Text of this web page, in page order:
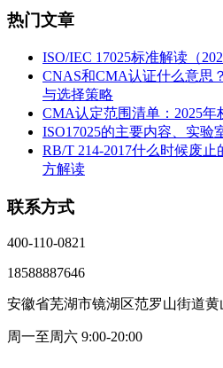
热门文章
ISO/IEC 17025标准解读（
CNAS和CMA认证什么意思
与选择策略
CMA认定范围清单：2025年
ISO17025的主要内容、实
RB/T 214-2017什么时候废
方解读
联系方式
400-110-0821
18588887646
安徽省芜湖市镜湖区范罗山街道黄
周一至周六 9:00-20:00